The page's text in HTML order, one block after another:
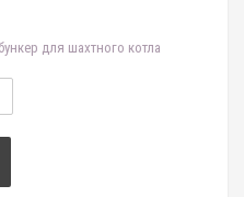
для шахтного котла